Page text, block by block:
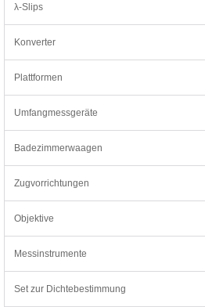
λ-Slips
Konverter
Plattformen
Umfangmessgeräte
Badezimmerwaagen
Zugvorrichtungen
Objektive
Messinstrumente
Set zur Dichtebestimmung